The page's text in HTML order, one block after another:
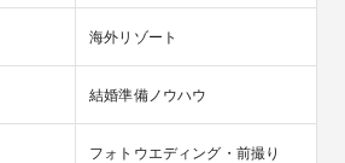
海外リゾート
結婚準備ノウハウ
フォトウエディング・前撮り